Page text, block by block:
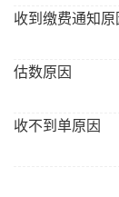
收到缴费通知原
估数原因
收不到单原因